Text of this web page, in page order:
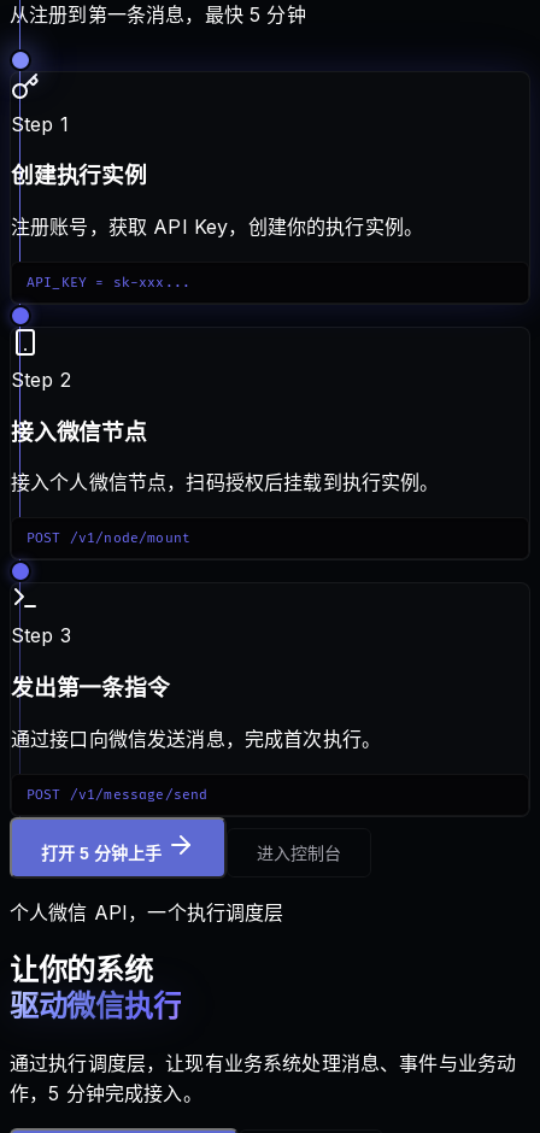
从注册到第一条消息，最快 5 分钟
Step 1
创建执行实例
注册账号，获取 API Key，创建你的执行实例。
API_KEY = sk-xxx...
Step 2
接入微信节点
接入个人微信节点，扫码授权后挂载到执行实例。
POST /v1/node/mount
Step 3
发出第一条指令
通过接口向微信发送消息，完成首次执行。
POST /v1/message/send
打开 5 分钟上手 进入控制台
个人微信 API，一个执行调度层
让你的系统
驱动微信执行
通过执行调度层，让现有业务系统处理消息、事件与业务动
作，5 分钟完成接入。